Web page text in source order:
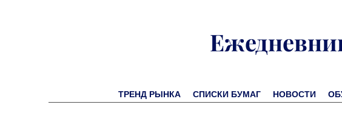
ТРЕНД РЫНКА СПИСКИ БУМАГ НОВОСТИ